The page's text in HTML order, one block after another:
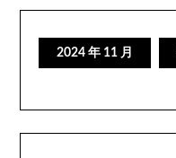
2024 年 11 月